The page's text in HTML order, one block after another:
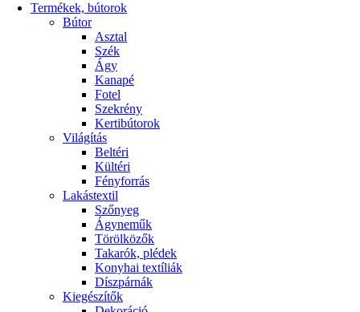
Termékek, bútorok
Bútor
Asztal
Szék
Ágy
Kanapé
Fotel
Szekrény
Kertibútorok
Világítás
Beltéri
Kültéri
Fényforrás
Lakástextil
Szőnyeg
Ágyneműk
Törölközők
Takarók, plédek
Konyhai textíliák
Díszpárnák
Kiegészítők